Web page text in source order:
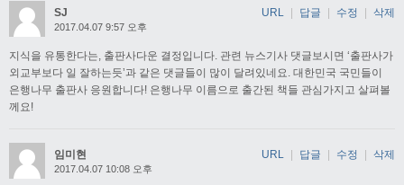
SJ
2017.04.07 9:57 오후
지식을 유통한다는, 출판사다운 결정입니다. 관련 뉴스기사 댓글보시면 ‘출판사가
외교부보다 일 잘하는듯’과 같은 댓글들이 많이 달려있네요. 대한민국 국민들이
은행나무 출판사 응원합니다! 은행나무 이름으로 출간된 책들 관심가지고 살펴볼
께요!
URL 답글 수정 삭제
임미현
2017.04.07 10:08 오후
URL | 답글 | 수정 | 삭제